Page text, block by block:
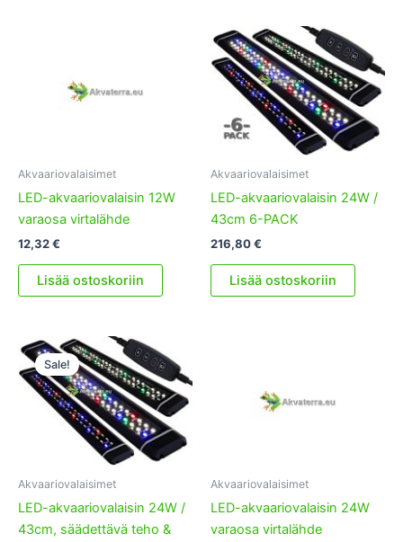
Akvaariovalaisimet
LED-akvaariovalaisin 12W
varaosa virtalähde
12,32€
Lisää ostoskoriin
Akvaariovalaisimet
LED-akvaariovalaisin 24W /
43cm 6-PACK
216,80€
Lisää ostoskoriin
Sale!
Akvaariovalaisimet
LED-akvaariovalaisin 24W /
43cm, säädettävä teho &
Akvaariovalaisimet
LED-akvaariovalaisin 24W
varaosa virtalähde